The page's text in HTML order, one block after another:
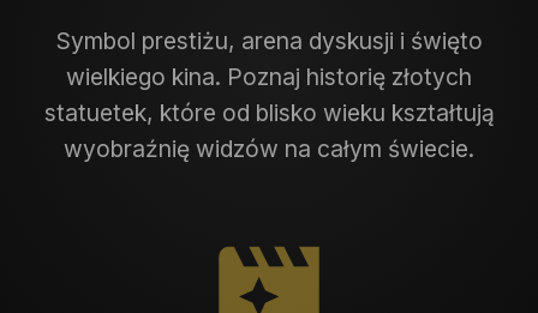
Symbol prestiżu, arena dyskusji i święto
wielkiego kina. Poznaj historię złotych
statuetek, które od blisko wieku kształtują
wyobraźnię widzów na całym świecie.